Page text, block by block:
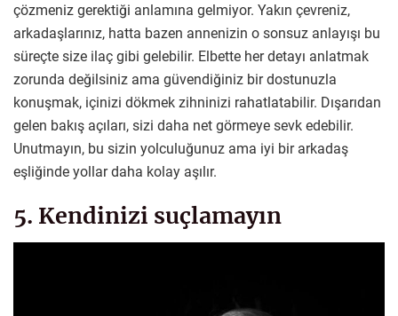
çözmeniz gerektiği anlamına gelmiyor. Yakın çevreniz,
arkadaşlarınız, hatta bazen annenizin o sonsuz anlayışı bu
süreçte size ilaç gibi gelebilir. Elbette her detayı anlatmak
zorunda değilsiniz ama güvendiğiniz bir dostunuzla
konuşmak, içinizi dökmek zihninizi rahatlatabilir. Dışarıdan
gelen bakış açıları, sizi daha net görmeye sevk edebilir.
Unutmayın, bu sizin yolculuğunuz ama iyi bir arkadaş
eşliğinde yollar daha kolay aşılır.
5. Kendinizi suçlamayın